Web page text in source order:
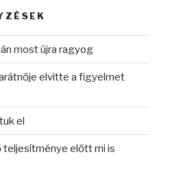
most újra ragyog
elvitte a figyelmet
el
teljesítménye előtt mi is